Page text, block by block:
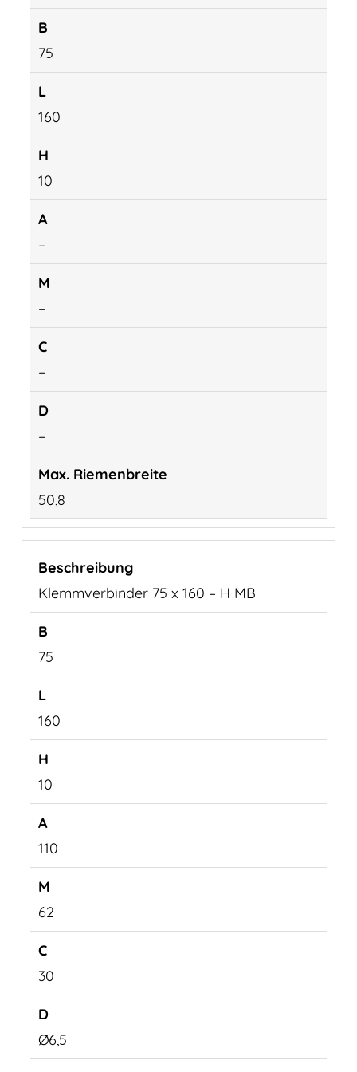
75
160
10
–
–
–
–
50,8
Klemmverbinder 75 x 160 – H MB
75
160
10
110
62
30
Ø6,5